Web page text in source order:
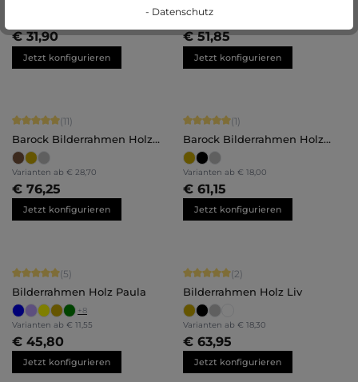
€ 31,90
Jetzt konfigurieren
€ 51,85
Jetzt konfigurieren
Durchschnittliche Bewertung von 5 von 5 Sternen
(11)
Barock Bilderrahmen Holz
Olivia
Varianten ab € 28,70
€ 76,25
Jetzt konfigurieren
Durchschnittliche Bewertung von 5
(1)
Barock Bilderrahmen Holz
Stella
Varianten ab € 18,00
€ 61,15
Jetzt konfigurieren
Durchschnittliche Bewertung von 5 von 5 Sternen
(5)
Bilderrahmen Holz Paula
+8
Varianten ab € 11,55
€ 45,80
Jetzt konfigurieren
Durchschnittliche Bewertung von 5
(2)
Bilderrahmen Holz Liv
Varianten ab € 18,30
€ 63,95
Jetzt konfigurieren
- Datenschutz